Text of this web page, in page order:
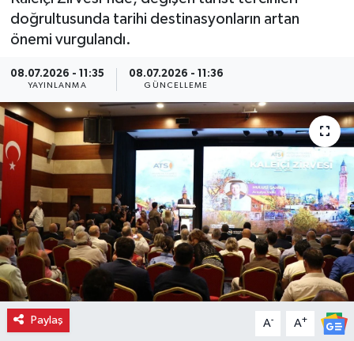
doğrultusunda tarihi destinasyonların artan
önemi vurgulandı.
08.07.2026 - 11:35
YAYINLANMA
08.07.2026 - 11:36
GÜNCELLEME
Paylaş A- A+
E-Gazete
Haber Arşivi